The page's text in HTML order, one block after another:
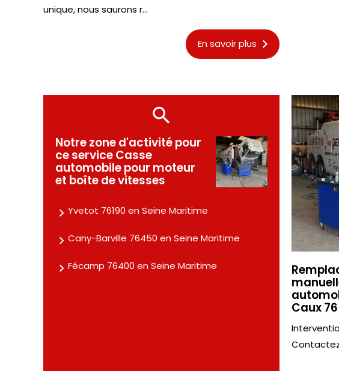
unique, nous saurons r...
En savoir plus
Notre zone d'activité pour
ce service Casse
automobile pour moteur
et boîte de vitesses
Yvetot 76190 en Seine Maritime
Cany-Barville 76450 en Seine Maritime
Fécamp 76400 en Seine Maritime
Caux 76